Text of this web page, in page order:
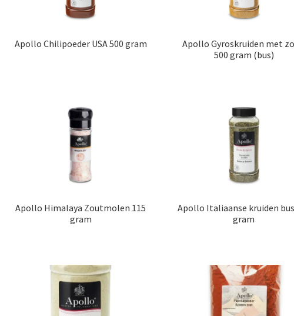
Apollo Chilipoeder USA 500 gram
Apollo Gyroskruiden met
500 gram (bus)
Apollo Himalaya Zoutmolen 115
gram
Apollo Italiaanse kruiden
gram